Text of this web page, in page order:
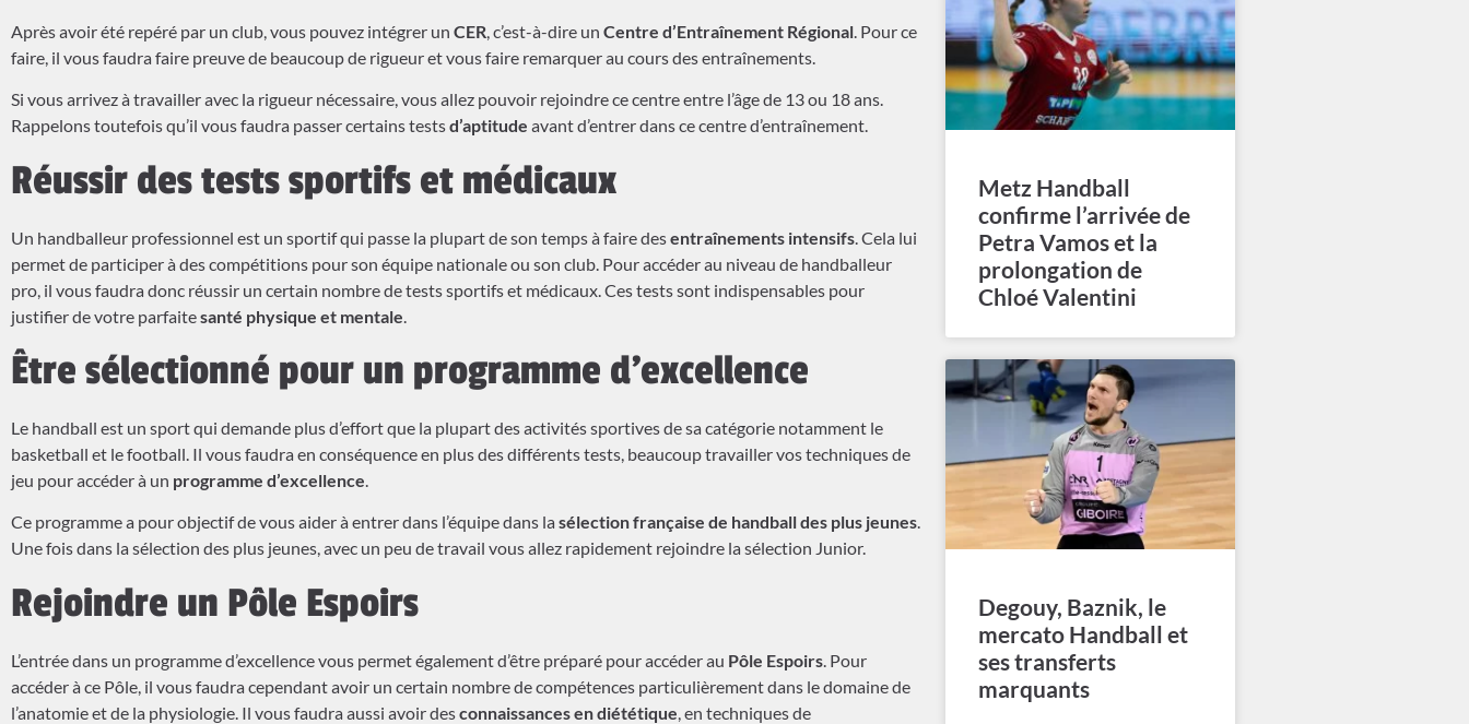
Après avoir été repéré par un club, vous pouvez intégrer un CER, c’est-à-dire un Centre d’Entraînement Régional. Pour ce
faire, il vous faudra faire preuve de beaucoup de rigueur et vous faire remarquer au cours des entraînements.
Si vous arrivez à travailler avec la rigueur nécessaire, vous allez pouvoir rejoindre ce centre entre l’âge de 13 ou 18 ans.
Rappelons toutefois qu’il vous faudra passer certains testsd’aptitude avant d’entrer dans ce centre d’entraînement.
Réussir des tests sportifs et médicaux
Un handballeur professionnel est un sportif qui passe la plupart de son temps à faire desentraînements intensifs . Cela lui
permet de participer à des compétitions pour son équipe nationale ou son club. Pour accéder au niveau de handballeur
pro, il vous faudra donc réussir un certain nombre de tests sportifs et médicaux. Ces tests sont indispensables pour
justifier de votre parfaitesanté physique et mentale
Être sélectionné pour un programme d’excellence
Le handball est un sport qui demande plus d’effort que la plupart des activités sportives de sa catégorie notamment le
basketball et le football. Il vous faudra en conséquence en plus des différents tests, beaucoup travailler vos techniques de
jeu pour accéder à un programme d’excellence.
Ce programme a pour objectif de vous aider à entrer dans l’équipe dans la sélection française de handball des plus jeunes.
Une fois dans la sélection des plus jeunes, avec un peu de travail vous allez rapidement rejoindre la sélection Junior.
Rejoindre un Pôle Espoirs
L’entrée dans un programme d’excellence vous permet également d’être préparé pour accéder au Pôle Espoirs. Pour
accéder à ce Pôle, il vous faudra cependant avoir un certain nombre de compétences particulièrement dans le domaine de
l’anatomie et de la physiologie. Il vous faudra aussi avoir desconnaissances en diététique, en techniques de
Metz Handball
confirme l’arrivée de
Petra Vamos et la
prolongation de
Chloé Valentini
Degouy, Baznik, le
mercato Handball et
ses transferts
marquants